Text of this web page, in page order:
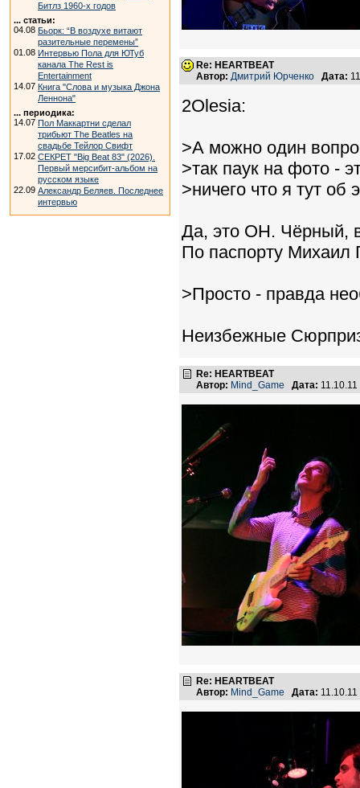
Битлз 1960-х годов
... статьи:
04.08 Бьорк: “В воздухе витают
разительные перемены”
01.08 Интервью Пола для ЮТуб
канала The Rest is
Entertainment
14.07 Книга "Слова и музыка Джона
Леннона"
... периодика:
14.07 Пол Маккартни сделал
трибьют The Beatles на
свадьбе Тейлор Свифт
17.02 СЕКРЕТ "Big Beat 83" (2026).
Первый мерсибит-альбом на
русском языке
22.09 Александр Беляев. Последнее
интервью
Re: HEARTBEAT
Автор: Дмитрий Юрченко Дата:
2Olesia:
>А можно один
>так паук на фото -
>ничего что я тут об
Да, это ОН. Чёрный,
По паспорту Михаил
>Просто - правда
Неизбежные
Re: HEARTBEAT
Автор: Mind_Game Дата:
Re: HEARTBEAT
Автор: Mind_Game Дата: